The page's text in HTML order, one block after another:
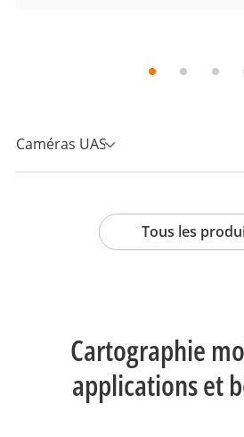
Caméras UAS
Tous les
Cartographie
applications et